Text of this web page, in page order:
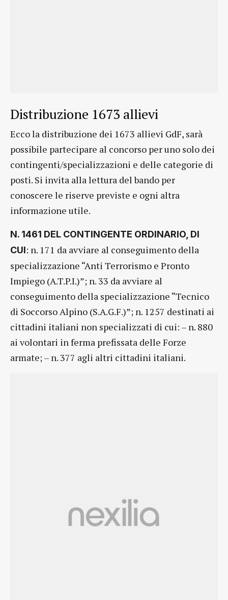
Distribuzione 1673 allievi
Ecco la distribuzione dei 1673 allievi GdF, sarà
possibile partecipare al concorso per uno solo dei
contingenti/specializzazioni e delle categorie di
posti. Si invita alla lettura del bando per
conoscere le riserve previste e ogni altra
informazione utile.
N. 1461 DEL CONTINGENTE ORDINARIO, DI
CUI: n. 171 da avviare al conseguimento della
specializzazione “Anti Terrorismo e Pronto
Impiego (A.T.P.I.)”; n. 33 da avviare al
conseguimento della specializzazione “Tecnico
di Soccorso Alpino (S.A.G.F.)”; n. 1257 destinati ai
cittadini italiani non specializzati di cui: – n. 880
ai volontari in ferma prefissata delle Forze
armate; – n. 377 agli altri cittadini italiani.